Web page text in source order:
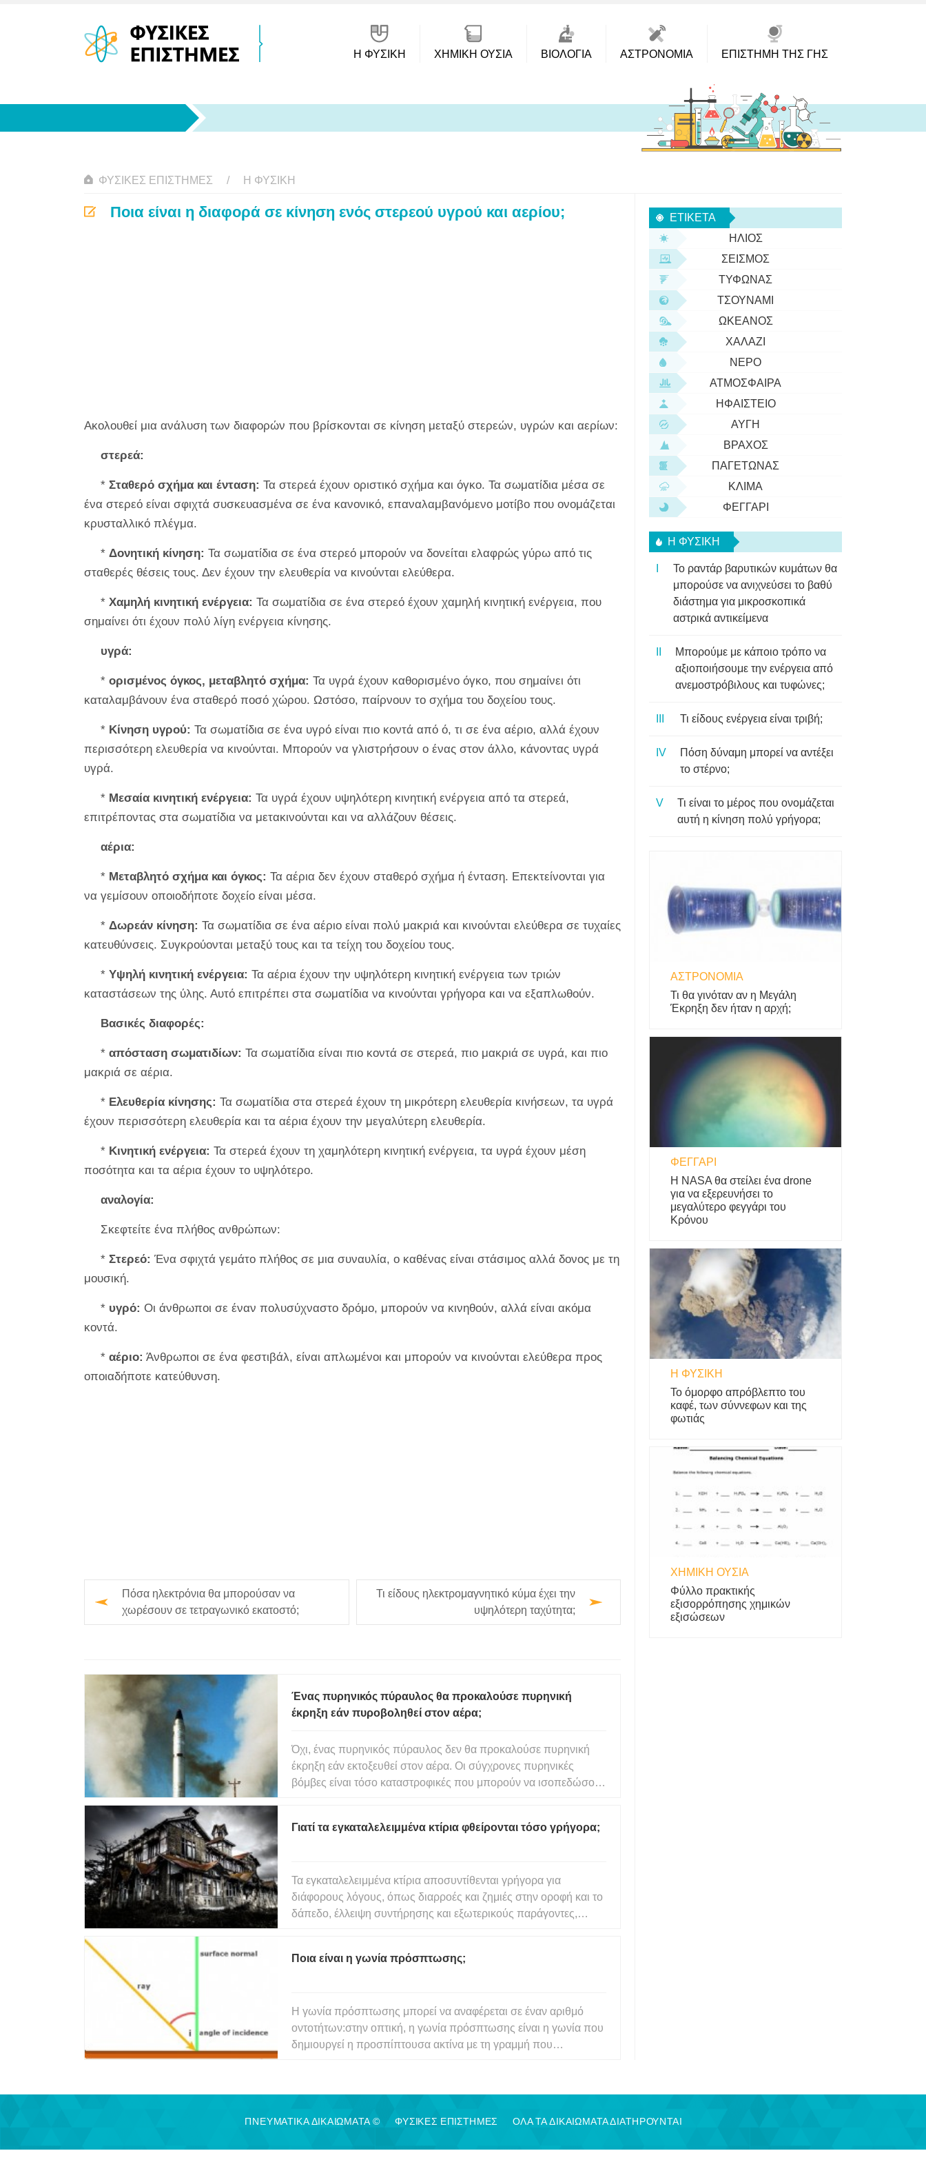
Η ΦΥΣΙΚΗ ΧΗΜΙΚΉ ΟΥΣΊΑ ΒΙΟΛΟΓΊΑ ΑΣΤΡΟΝΟΜΊΑ ΕΠΙΣΤΉΜΗ ΤΗΣ ΓΗΣ
ΦΥΣΙΚΈΣ ΕΠΙΣΤΉΜΕΣ Η ΦΥΣΙΚΗ
Ποια είναι η διαφορά σε κίνηση ενός στερεού υγρού και αερίου;
Ακολουθεί μια ανάλυση των διαφορών που βρίσκονται σε κίνηση μεταξύ στερεών, υγρών και αερίων:
στερεά:
* Σταθερό σχήμα και ένταση: Τα στερεά έχουν οριστικό σχήμα και όγκο. Τα σωματίδια μέσα σε
ένα στερεό είναι σφιχτά συσκευασμένα σε ένα κανονικό, επαναλαμβανόμενο μοτίβο που ονομάζεται
κρυσταλλικό πλέγμα.
* Δονητική κίνηση: Τα σωματίδια σε ένα στερεό μπορούν να δονείται ελαφρώς γύρω από τις
σταθερές θέσεις τους. Δεν έχουν την ελευθερία να κινούνται ελεύθερα.
* Χαμηλή κινητική ενέργεια: Τα σωματίδια σε ένα στερεό έχουν χαμηλή κινητική ενέργεια, που
σημαίνει ότι έχουν πολύ λίγη ενέργεια κίνησης.
υγρά:
* ορισμένος όγκος, μεταβλητό σχήμα: Τα υγρά έχουν καθορισμένο όγκο, που σημαίνει ότι
καταλαμβάνουν ένα σταθερό ποσό χώρου. Ωστόσο, παίρνουν το σχήμα του δοχείου τους.
* Κίνηση υγρού: Τα σωματίδια σε ένα υγρό είναι πιο κοντά από ό, τι σε ένα αέριο, αλλά έχουν
περισσότερη ελευθερία να κινούνται. Μπορούν να γλιστρήσουν ο ένας στον άλλο, κάνοντας υγρά
υγρά.
* Μεσαία κινητική ενέργεια: Τα υγρά έχουν υψηλότερη κινητική ενέργεια από τα στερεά,
επιτρέποντας στα σωματίδια να μετακινούνται και να αλλάζουν θέσεις.
αέρια:
* Μεταβλητό σχήμα και όγκος: Τα αέρια δεν έχουν σταθερό σχήμα ή ένταση. Επεκτείνονται για
να γεμίσουν οποιοδήποτε δοχείο είναι μέσα.
* Δωρεάν κίνηση: Τα σωματίδια σε ένα αέριο είναι πολύ μακριά και κινούνται ελεύθερα σε τυχαίες
κατευθύνσεις. Συγκρούονται μεταξύ τους και τα τείχη του δοχείου τους.
* Υψηλή κινητική ενέργεια: Τα αέρια έχουν την υψηλότερη κινητική ενέργεια των τριών
καταστάσεων της ύλης. Αυτό επιτρέπει στα σωματίδια να κινούνται γρήγορα και να εξαπλωθούν.
Βασικές διαφορές:
* απόσταση σωματιδίων: Τα σωματίδια είναι πιο κοντά σε στερεά, πιο μακριά σε υγρά, και πιο
μακριά σε αέρια.
* Ελευθερία κίνησης: Τα σωματίδια στα στερεά έχουν τη μικρότερη ελευθερία κινήσεων, τα υγρά
έχουν περισσότερη ελευθερία και τα αέρια έχουν την μεγαλύτερη ελευθερία.
* Κινητική ενέργεια: Τα στερεά έχουν τη χαμηλότερη κινητική ενέργεια, τα υγρά έχουν μέση
ποσότητα και τα αέρια έχουν το υψηλότερο.
αναλογία:
Σκεφτείτε ένα πλήθος ανθρώπων:
* Στερεό: Ένα σφιχτά γεμάτο πλήθος σε μια συναυλία, ο καθένας είναι στάσιμος αλλά δονος με τη
μουσική.
* υγρό: Οι άνθρωποι σε έναν πολυσύχναστο δρόμο, μπορούν να κινηθούν, αλλά είναι ακόμα
κοντά.
* αέριο: Άνθρωποι σε ένα φεστιβάλ, είναι απλωμένοι και μπορούν να κινούνται ελεύθερα προς
οποιαδήποτε κατεύθυνση.
Πόσα ηλεκτρόνια θα μπορούσαν να
χωρέσουν σε τετραγωνικό εκατοστό;
Τι είδους ηλεκτρομαγνητικό κύμα έχει την
υψηλότερη ταχύτητα;
Ένας πυρηνικός πύραυλος θα προκαλούσε πυρηνική
έκρηξη εάν πυροβοληθεί στον αέρα;
Όχι, ένας πυρηνικός πύραυλος δεν θα προκαλούσε πυρηνική
έκρηξη εάν εκτοξευθεί στον αέρα. Οι σύγχρονες πυρηνικές
βόμβες είναι τόσο καταστροφικές που μπορούν να ισοπεδώσουν
αντιβαλλισ
Γιατί τα εγκαταλελειμμένα κτίρια φθείρονται τόσο γρήγορα;
Τα εγκαταλελειμμένα κτίρια αποσυντίθενται γρήγορα για
διάφορους λόγους, όπως διαρροές και ζημιές στην οροφή και το
δάπεδο, έλλειψη συντήρησης και εξωτερικούς παράγοντες,
εργάζονται σε
Ποια είναι η γωνία πρόσπτωσης;
Η γωνία πρόσπτωσης μπορεί να αναφέρεται σε έναν αριθμό
οντοτήτων:στην οπτική, η γωνία πρόσπτωσης είναι η γωνία που
δημιουργεί η προσπίπτουσα ακτίνα με τη γραμμή που
μεταξύ της χορδής τ
ΕΤΙΚΈΤΑ
ΉΛΙΟΣ
ΣΕΙΣΜΌΣ
ΤΥΦΏΝΑΣ
ΤΣΟΥΝΆΜΙ
ΩΚΕΑΝΌΣ
ΧΑΛΆΖΙ
ΝΕΡΌ
ΑΤΜΌΣΦΑΙΡΑ
ΗΦΑΊΣΤΕΙΟ
ΑΥΓΉ
ΒΡΆΧΟΣ
ΠΑΓΕΤΏΝΑΣ
ΚΛΊΜΑ
ΦΕΓΓΆΡΙ
Η ΦΥΣΙΚΗ
Το ραντάρ βαρυτικών κυμάτων θα
μπορούσε να ανιχνεύσει το βαθύ
διάστημα για μικροσκοπικά
αστρικά αντικείμενα
Μπορούμε με κάποιο τρόπο να
αξιοποιήσουμε την ενέργεια από
ανεμοστρόβιλους και τυφώνες;
Τι είδους ενέργεια είναι τριβή;
Πόση δύναμη μπορεί να αντέξει
το στέρνο;
Τι είναι το μέρος που ονομάζεται
αυτή η κίνηση πολύ γρήγορα;
ΑΣΤΡΟΝΟΜΊΑ
Τι θα γινόταν αν η Μεγάλη
Έκρηξη δεν ήταν η αρχή;
ΦΕΓΓΆΡΙ
Η NASA θα στείλει ένα drone
για να εξερευνήσει το
μεγαλύτερο φεγγάρι του
Κρόνου
Η ΦΥΣΙΚΗ
Το όμορφο απρόβλεπτο του
καφέ, των σύννεφων και της
φωτιάς
ΧΗΜΙΚΉ ΟΥΣΊΑ
Φύλλο πρακτικής
εξισορρόπησης χημικών
εξισώσεων
ΠΝΕΥΜΑΤΙΚΑ ΔΙΚΑΙΩΜΑΤΑ © ΦΥΣΙΚΈΣ ΕΠΙΣΤΉΜΕΣ ΟΛΑ ΤΑ ΔΙΚΑΙΩΜΑΤΑ ΔΙΑΤΗΡΟΥΝΤΑΙ